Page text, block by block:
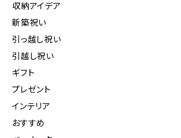
収納アイデア
新築祝い
引っ越し祝い
引越し祝い
ギフト
プレゼント
インテリア
おすすめ